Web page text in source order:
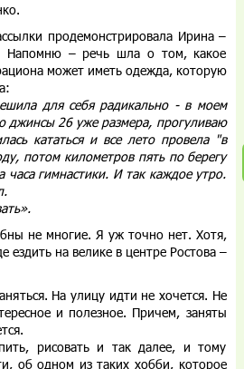
продемонстрировала Ирина –
Напомню – речь шла о том, какое
может иметь одежда, которую
для себя радикально - в моем
джинсы 26 уже размера, прогуливаю
кататься и все лето провела "в
потом километров пять по берегу
гимнастики. И так каждое утро.
не многие. Я уж точно нет. Хотя,
на велике в центре Ростова –
На улицу идти не хочется. Не
и полезное. Причем, заняты
рисовать и так далее, и тому
об одном из таких хобби, которое